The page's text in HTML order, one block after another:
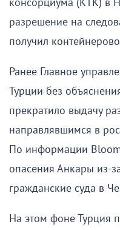
консорциума (КТК) в
разрешение на
получил
Ранее Главное
Турции без
прекратило выдачу
направлявшимся в
По информации
опасения Анкары из-
гражданские суда в
На этом фоне Турция